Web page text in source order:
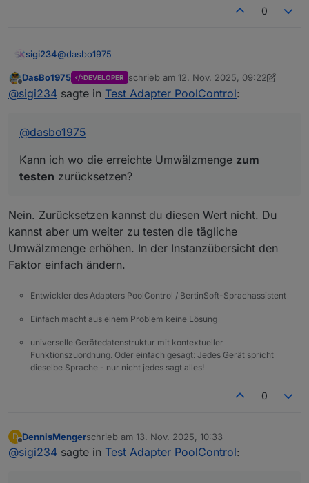
Zeitsteuerung, Aus) inkl. Frost- und
Solarsteuerung mit Hysterese und
Warnschwellen
Zeitsteuerung mit bis zu 3 konfigurierbaren
Zeitfenstern
README-Version hinzugefügt
mit externem kWh-Zähler
0.0.5 – Sprachausgabe über Alexa und
Telegram
0
sigi234@dasbo1975
Kann ich wo die erreichte Umwälzmengezum testen
zurücksetzen?
Offline
DasBo1975 DEVELOPER schrieb am 12. Nov. 2025, 09:22
zuletzt editiert von DasBo197511. Dez.
@sigi234 sagte in Test Adapter PoolControl:
@dasbo1975
Kann ich wo die erreichte Umwälzmenge zum
testen zurücksetzen?
Nein. Zurücksetzen kannst du diesen Wert nicht. Du
kannst aber um weiter zu testen die tägliche
Umwälzmenge erhöhen. In der Instanzübersicht den
Faktor einfach ändern.
Entwickler des Adapters PoolControl / BertinSoft-Sprachassistent
Einfach macht aus einem Problem keine Lösung
universelle Gerätedatenstruktur mit kontextueller
Funktionszuordnung. Oder einfach gesagt: Jedes Gerät spricht
dieselbe Sprache - nur nicht jedes sagt alles!
0
D
Offline
DennisMengerschrieb am 13. Nov. 2025, 10:33
zuletzt editiert von
@sigi234 sagte in Test Adapter PoolControl: